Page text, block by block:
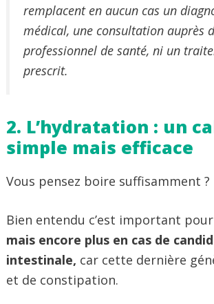
remplacent en aucun cas un
médical, une consultation auprès
professionnel de santé, ni un
prescrit.
2. L’hydratation : un
simple mais efficace
Vous pensez boire suffisamment ?
Bien entendu c’est important
mais encore plus en cas de
intestinale, car cette dernière
et de constipation.